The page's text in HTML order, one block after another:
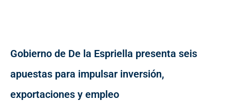
Gobierno de De la Espriella presenta seis
apuestas para impulsar inversión,
exportaciones y empleo